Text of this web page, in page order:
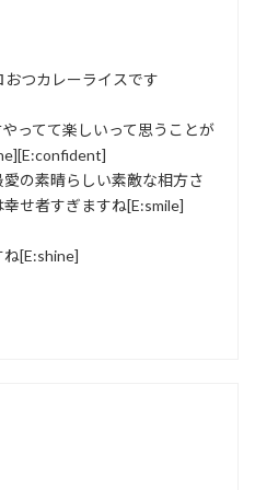
つカレーライスです
ってて楽しいって思うことが
の素晴らしい素敵な相方さ
せ者すぎますね[E:smile]
[E:shine]